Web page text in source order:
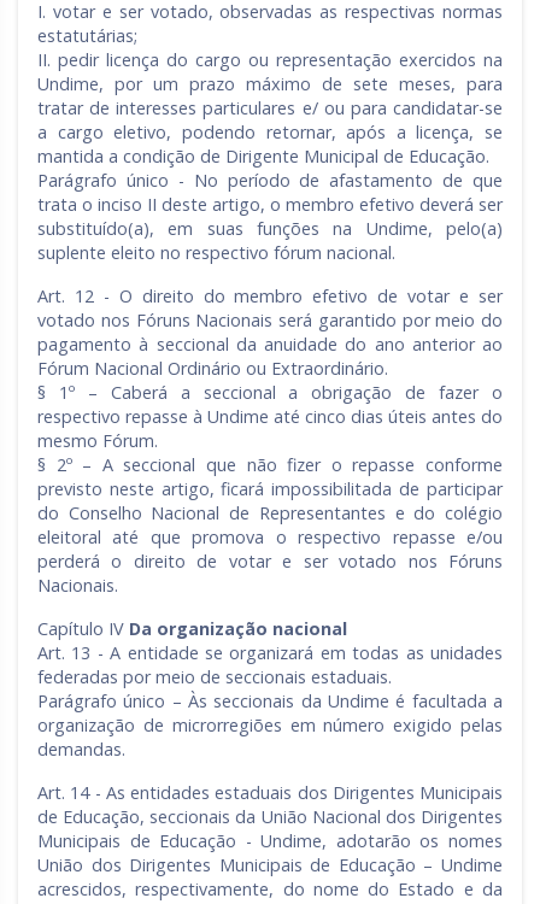
I. votar e ser votado, observadas as respectivas normas
estatutárias;
II. pedir licença do cargo ou representação exercidos na
Undime, por um prazo máximo de sete meses, para
tratar de interesses particulares e/ ou para candidatar-se
a cargo eletivo, podendo retornar, após a licença, se
mantida a condição de Dirigente Municipal de Educação.
Parágrafo único - No período de afastamento de que
trata o inciso II deste artigo, o membro efetivo deverá ser
substituído(a), em suas funções na Undime, pelo(a)
suplente eleito no respectivo fórum nacional.
Art. 12 - O direito do membro efetivo de votar e ser
votado nos Fóruns Nacionais será garantido por meio do
pagamento à seccional da anuidade do ano anterior ao
Fórum Nacional Ordinário ou Extraordinário.
§ 1º – Caberá a seccional a obrigação de fazer o
respectivo repasse à Undime até cinco dias úteis antes do
mesmo Fórum.
§ 2º – A seccional que não fizer o repasse conforme
previsto neste artigo, ficará impossibilitada de participar
do Conselho Nacional de Representantes e do colégio
eleitoral até que promova o respectivo repasse e/ou
perderá o direito de votar e ser votado nos Fóruns
Nacionais.
Capítulo IV Da organização nacional
Art. 13 - A entidade se organizará em todas as unidades
federadas por meio de seccionais estaduais.
Parágrafo único – Às seccionais da Undime é facultada a
organização de microrregiões em número exigido pelas
demandas.
Art. 14 - As entidades estaduais dos Dirigentes Municipais
de Educação, seccionais da União Nacional dos Dirigentes
Municipais de Educação - Undime, adotarão os nomes
União dos Dirigentes Municipais de Educação – Undime
acrescidos, respectivamente, do nome do Estado e da